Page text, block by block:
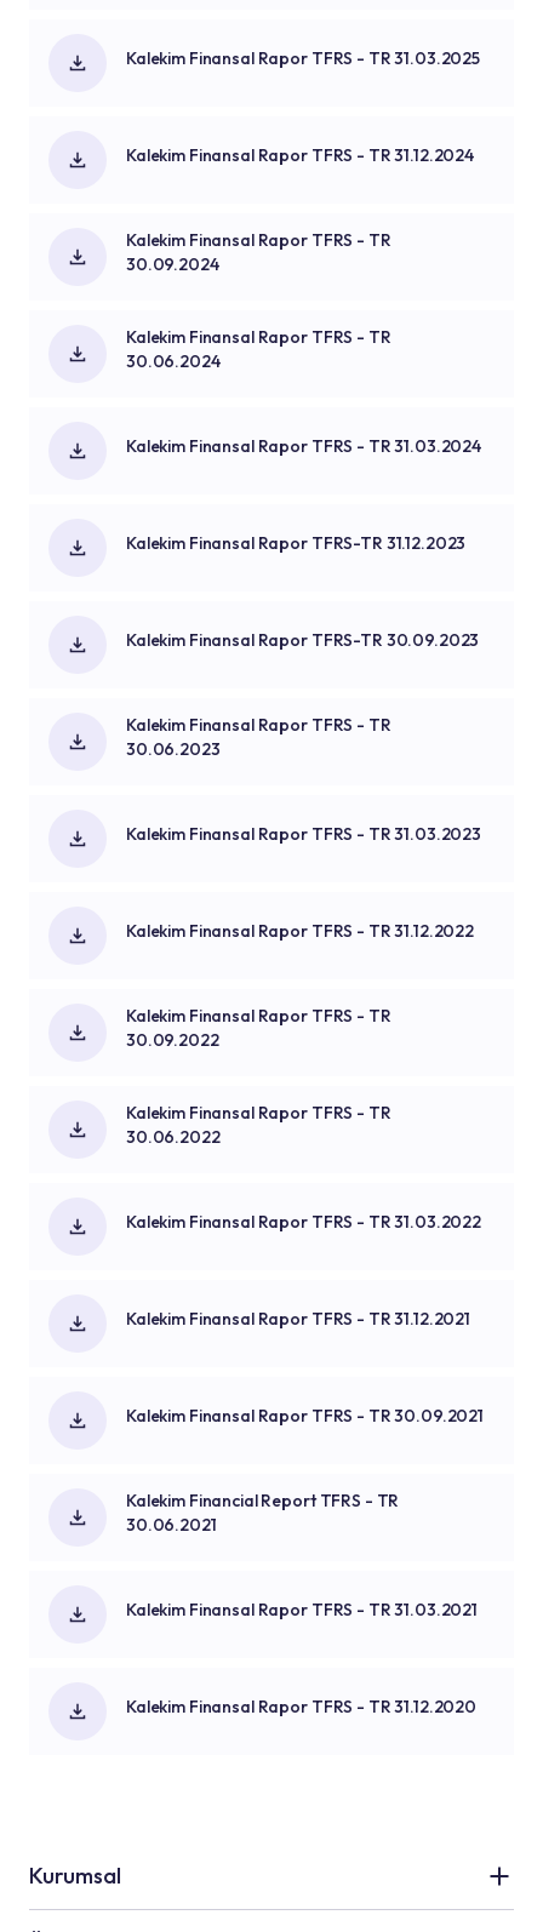
Kalekim Finansal Rapor TFRS - TR 31.03.2025
Kalekim Finansal Rapor TFRS - TR 31.12.2024
Kalekim Finansal Rapor TFRS - TR
30.09.2024
Kalekim Finansal Rapor TFRS - TR
30.06.2024
Kalekim Finansal Rapor TFRS - TR 31.03.2024
Kalekim Finansal Rapor TFRS-TR 31.12.2023
Kalekim Finansal Rapor TFRS-TR 30.09.2023
Kalekim Finansal Rapor TFRS - TR
30.06.2023
Kalekim Finansal Rapor TFRS - TR 31.03.2023
Kalekim Finansal Rapor TFRS - TR 31.12.2022
Kalekim Finansal Rapor TFRS - TR
30.09.2022
Kalekim Finansal Rapor TFRS - TR
30.06.2022
Kalekim Finansal Rapor TFRS - TR 31.03.2022
Kalekim Finansal Rapor TFRS - TR 31.12.2021
Kalekim Finansal Rapor TFRS - TR 30.09.2021
Kalekim Financial Report TFRS - TR
30.06.2021
Kalekim Finansal Rapor TFRS - TR 31.03.2021
Kalekim Finansal Rapor TFRS - TR 31.12.2020
Kurumsal